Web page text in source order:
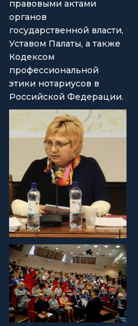
правовыми актами
органов
государственной власти,
Уставом Палаты, а также
Кодексом
профессиональной
этики нотариусов в
Российской Федерации.